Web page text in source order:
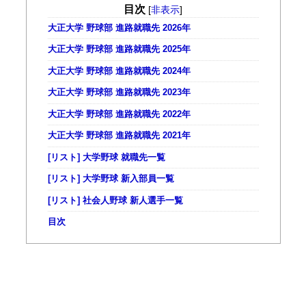
目次 [非表示]
大正大学 野球部 進路就職先 2026年
大正大学 野球部 進路就職先 2025年
大正大学 野球部 進路就職先 2024年
大正大学 野球部 進路就職先 2023年
大正大学 野球部 進路就職先 2022年
大正大学 野球部 進路就職先 2021年
[リスト] 大学野球 就職先一覧
[リスト] 大学野球 新入部員一覧
[リスト] 社会人野球 新人選手一覧
目次